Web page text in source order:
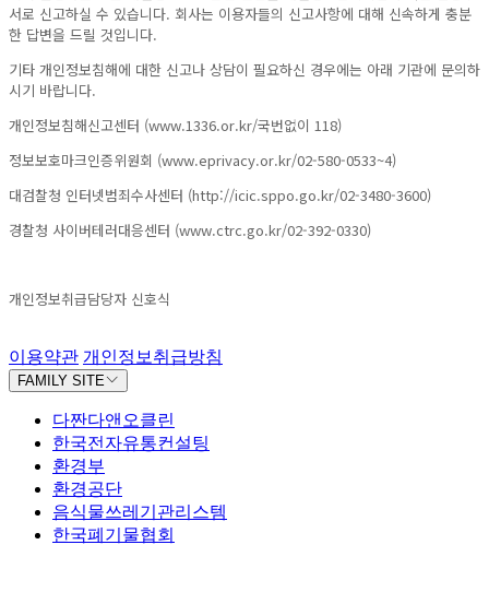
서로 신고하실 수 있습니다. 회사는 이용자들의 신고사항에 대해 신속하게 충분
한 답변을 드릴 것입니다.
기타 개인정보침해에 대한 신고나 상담이 필요하신 경우에는 아래 기관에 문의하
시기 바랍니다.
개인정보침해신고센터 (www.1336.or.kr/국번없이 118)
정보보호마크인증위원회 (www.eprivacy.or.kr/02-580-0533~4)
대검찰청 인터넷범죄수사센터 (http://icic.sppo.go.kr/02-3480-3600)
경찰청 사이버테러대응센터 (www.ctrc.go.kr/02-392-0330)
개인정보취급담당자 신호식
이용약관 개인정보취급방침
FAMILY SITE
다짠다앤오클린
한국전자유통컨설팅
환경부
환경공단
음식물쓰레기관리스템
한국폐기물협회